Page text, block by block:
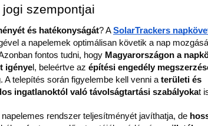
szempontjai
és hatékonyságát? A SolarTrackers
a napelemek optimálisan követik a nap
fontos tudni, hogy Magyarországon a
igénye l, beleértve az építési engedély
telepítés során figyelembe kell venni a területi és
ingatlanoktól való távolságtartási szabályokat
rendszer teljesítményét javíthatja, de